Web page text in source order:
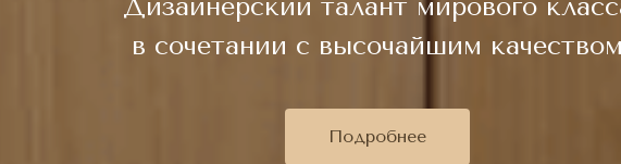
Дизайнерский талант мирового
в сочетании с высочайшим
Подробнее